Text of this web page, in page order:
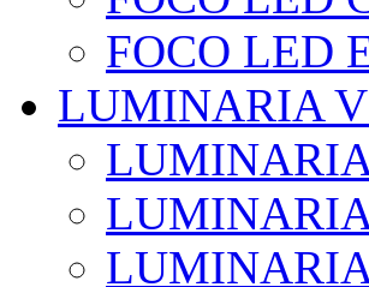
FOCO LED
LUMINARIA